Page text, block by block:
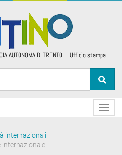
internazionali
internazionale